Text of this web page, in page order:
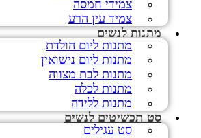
צמידי חמסה
צמיד עין הרע
מתנות לנשים
מתנות ליום הולדת
מתנות ליום נישואין
מתנות לבת מצווה
מתנות לכלה
מתנות ללידה
סט תכשיטים לנשים
סט עגילים